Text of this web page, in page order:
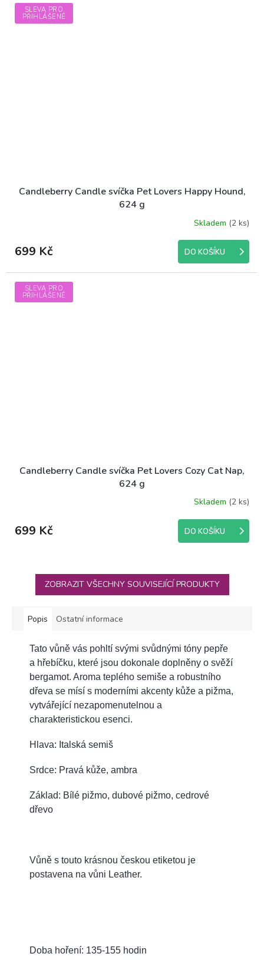
SLEVA PRO
PŘIHLÁŠENÉ
Candleberry Candle svíčka Pet Lovers Happy Hound,
624 g
Skladem (2 ks)
699 Kč DO KOŠÍKU
SLEVA PRO
PŘIHLÁŠENÉ
Candleberry Candle svíčka Pet Lovers Cozy Cat Nap,
624 g
Skladem (2 ks)
699 Kč DO KOŠÍKU
ZOBRAZIT VŠECHNY SOUVISEJÍCÍ PRODUKTY
Popis Ostatní informace
Tato vůně vás pohltí svými svůdnými tóny pepře
a hřebíčku, které jsou dokonale doplněny o svěží
bergamot. Aroma teplého semiše a robustního
dřeva se mísí s moderními akcenty kůže a pižma,
vytvářející nezapomenutelnou a
charakteristickou esenci.
Hlava: Italská semiš
Srdce: Pravá kůže, ambra
Základ: Bílé pižmo, dubové pižmo, cedrové
dřevo
Vůně s touto krásnou českou etiketou je
postavena na vůni Leather.
Doba hoření: 135-155 hodin